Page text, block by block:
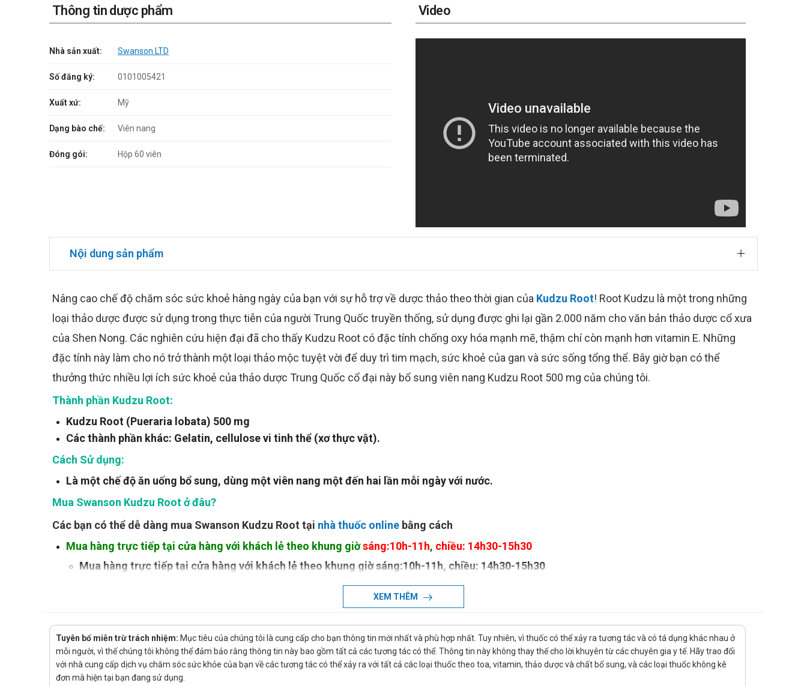
Thông tin dược phẩm
Nhà sản xuất: Swanson LTD
Số đăng ký: 0101005421
Xuất xứ: Mỹ
Dạng bào chế: Viên nang
Đóng gói: Hộp 60 viên
Video
Nội dung sản phẩm
Nâng cao chế độ chăm sóc sức khoẻ hàng ngày của bạn với sự hỗ trợ về dược thảo theo thời gian của Kudzu Root! Root Kudzu là một trong những
loại thảo dược được sử dụng trong thực tiễn của người Trung Quốc truyền thống, sử dụng được ghi lại gần 2.000 năm cho văn bản thảo dược cổ xưa
của Shen Nong. Các nghiên cứu hiện đại đã cho thấy Kudzu Root có đặc tính chống oxy hóa mạnh mẽ, thậm chí còn mạnh hơn vitamin E. Những
đặc tính này làm cho nó trở thành một loại thảo mộc tuyệt vời để duy trì tim mạch, sức khoẻ của gan và sức sống tổng thể. Bây giờ bạn có thể
thưởng thức nhiều lợi ích sức khoẻ của thảo dược Trung Quốc cổ đại này bổ sung viên nang Kudzu Root 500 mg của chúng tôi.
Thành phần Kudzu Root:
Kudzu Root (Pueraria lobata) 500 mg
Các thành phần khác: Gelatin, cellulose vi tinh thể (xơ thực vật).
Cách Sử dụng:
Là một chế độ ăn uống bổ sung, dùng một viên nang một đến hai lần mỗi ngày với nước.
Mua Swanson Kudzu Root ở đâu?
Các bạn có thể dễ dàng mua Swanson Kudzu Root tại nhà thuốc online bằng cách
Mua hàng trực tiếp tại cửa hàng với khách lẻ theo khung giờsáng:10h-11h, chiều: 14h30-15h30
Mua hàng trực tiếp tại cửa hàng với khách lẻ theo khung giờ sáng:10h-11h, chiều: 14h30-15h30
để được gặp dược sĩ đại học tư vấn cụ thể và nhanh nhất
XEM THÊM
Tuyên bố miễn trừ trách nhiệm: Mục tiêu của chúng tôi là cung cấp cho bạn thông tin mới nhất và phù hợp nhất. Tuy nhiên, vì thuốc có thể xảy ra tương tác và có tá dụng khác nhau ở
mỗi người, vì thế chúng tôi không thể đảm bảo rằng thông tin này bao gồm tất cả các tương tác có thể. Thông tin này không thay thế cho lời khuyên từ các chuyên gia y tế. Hãy trao đổi
với nhà cung cấp dịch vụ chăm sóc sức khỏe của bạn về các tương tác có thể xảy ra với tất cả các loại thuốc theo toa, vitamin, thảo dược và chất bổ sung, và các loại thuốc không kê
đơn mà hiện tại bạn đang sử dụng.